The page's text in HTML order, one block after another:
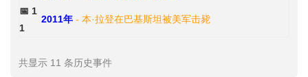
📅 1
1
2011年 - 本·拉登在巴基斯坦被美军击毙
共显示 11 条历史事件